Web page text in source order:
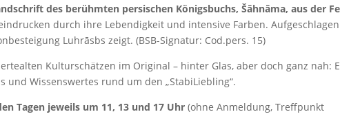
des berühmten persischen Königsbuchs, Šāhnāma, aus der
durch ihre Lebendigkeit und intensive Farben.
Luhrāsbs zeigt. (BSB-Signatur: Cod.pers. 15)
Kulturschätzen im Original – hinter Glas, aber doch ganz nah:
und Wissenswertes rund um den „StabiLiebling“.
Tagen jeweils um 11, 13 und 17 Uhr (ohne Anmeldung, Treffpunkt